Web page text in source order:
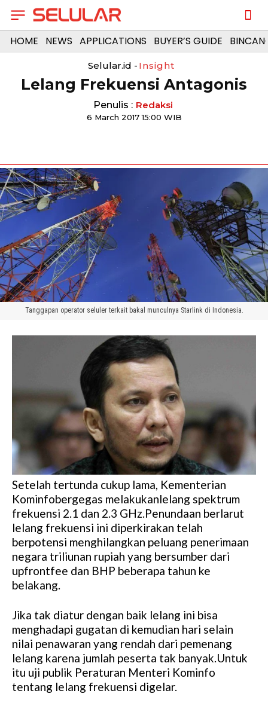
HOME NEWS APPLICATIONS BUYER’S GUIDE
Selular.id - Insight
Lelang Frekuensi Antagonis
Penulis : Redaksi
6 March 2017 15:00 WIB
Tanggapan operator seluler terkait bakal munculnya Starlink di Indonesia.
Setelah tertunda cukup lama, Kementerian
Kominfobergegas melakukanlelang spektrum
frekuensi 2.1 dan 2.3 GHz.Penundaan berlarut
lelang frekuensi ini diperkirakan telah
berpotensi menghilangkan peluang penerimaan
negara triliunan rupiah yang bersumber dari
upfrontfee dan BHP beberapa tahun ke
belakang.
Jika tak diatur dengan baik lelang ini bisa
menghadapi gugatan di kemudian hari selain
nilai penawaran yang rendah dari pemenang
lelang karena jumlah peserta tak banyak.Untuk
itu uji publik Peraturan Menteri Kominfo
tentang lelang frekuensi digelar.